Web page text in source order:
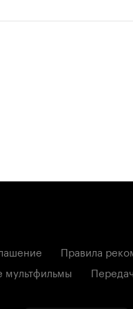
Правила
мультфильмы